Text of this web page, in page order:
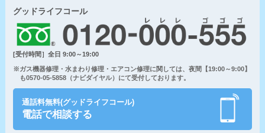
グッドライフコール
[受付時間］全日 9:00～19:00
※ガス機器修理・水まわり修理・エアコン修理に関しては、夜間【19:00～9:00】
も0570-05-5858（ナビダイヤル）にて受付しております。
通話料無料(グッドライフコール)
電話で相談する